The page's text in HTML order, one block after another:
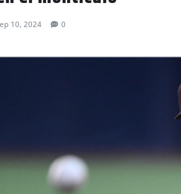
10, 2024 0